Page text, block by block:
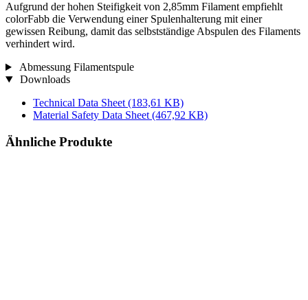
Aufgrund der hohen Steifigkeit von 2,85mm Filament empfiehlt
colorFabb die Verwendung einer Spulenhalterung mit einer
gewissen Reibung, damit das selbstständige Abspulen des Filaments
verhindert wird.
Abmessung Filamentspule
Downloads
Technical Data Sheet (183,61 KB)
Material Safety Data Sheet (467,92 KB)
Ähnliche Produkte